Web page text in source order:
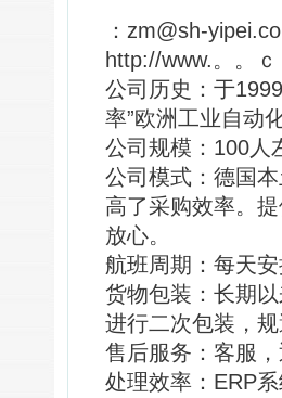
：zm@sh-
http://www.。。
公司历史：于
率”欧洲工业自动
公司规模：100人
公司模式：德国
高了采购效率。
放心。
航班周期：每天
货物包装：长期
进行二次包装，
售后服务：客服
处理效率：ERP